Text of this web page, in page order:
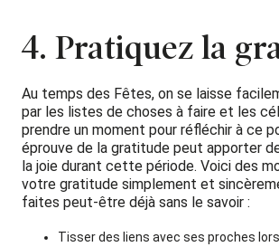
4. Pratiquez la
Au temps des Fêtes, on se laisse
par les listes de choses à faire et les
prendre un moment pour réfléchir à ce
éprouve de la gratitude peut apporter
la joie durant cette période. Voici des
votre gratitude simplement et
faites peut-être déjà sans le savoir :
Tisser des liens avec ses proches